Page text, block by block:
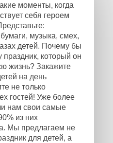
моменты, когда
себя героем
музыка, смех,
детей. Почему бы
праздник, который он
жизнь? Закажите
на день
не только
гостей! Уже более
нам свои самые
из них
Мы предлагаем не
для детей, а